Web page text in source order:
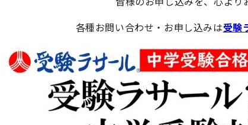
各種お問い合わせ・お申し込みは受験